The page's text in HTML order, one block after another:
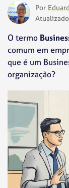
Por
O termo
comum em
que é um
organização?